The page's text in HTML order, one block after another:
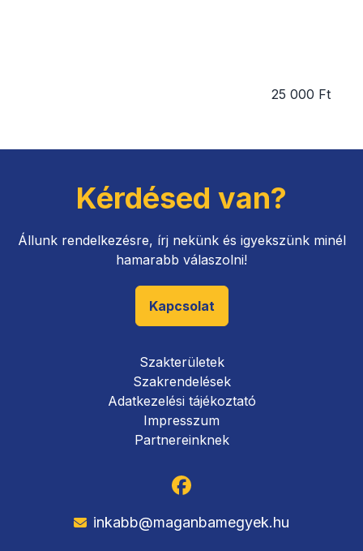
25 000 Ft
Kérdésed van?
Állunk rendelkezésre, írj nekünk és igyekszünk minél
hamarabb válaszolni!
Kapcsolat
Szakterületek
Szakrendelések
Adatkezelési tájékoztató
Impresszum
Partnereinknek
inkabb@maganbamegyek.hu